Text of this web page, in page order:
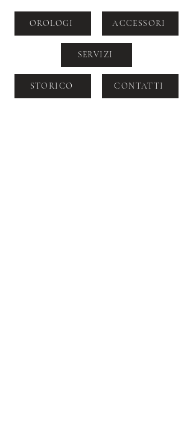
OROLOGI ACCESSORI
SERVIZI
STORICO CONTATTI